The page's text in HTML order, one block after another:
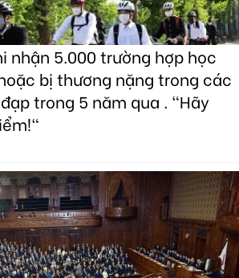
nhận 5.000 trường hợp học
bị thương nặng trong các
trong 5 năm qua . "Hãy